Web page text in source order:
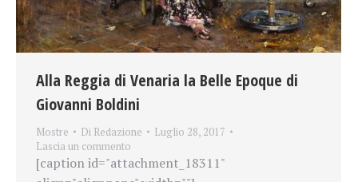
Alla Reggia di Venaria la Belle Epoque di
Giovanni Boldini
Mostre Di Redazione
Luglio 28, 2017
Lascia un commento
[caption id="attachment_18311"